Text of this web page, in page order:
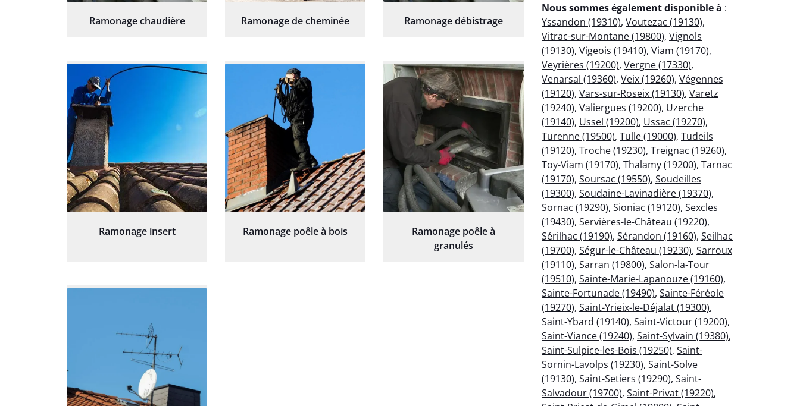
Ramonage chaudière Ramonage de cheminée Ramonage débistrage
Ramonage insert Ramonage poêle à bois
Ramonage poêle à
granulés
Nous sommes également disponible à :
Yssandon (19310), Voutezac (19130),
Vitrac-sur-Montane (19800), Vignols
(19130), Vigeois (19410), Viam (19170),
Veyrières (19200), Vergne (17330),
Venarsal (19360), Veix (19260), Végennes
(19120), Vars-sur-Roseix (19130), Varetz
(19240), Valiergues (19200), Uzerche
(19140), Ussel (19200), Ussac (19270),
Turenne (19500), Tulle (19000), Tudeils
(19120), Troche (19230), Treignac (19260),
Toy-Viam (19170), Thalamy (19200), Tarnac
(19170), Soursac (19550), Soudeilles
(19300), Soudaine-Lavinadière (19370),
Sornac (19290), Sioniac (19120), Sexcles
(19430), Servières-le-Château (19220),
Sérilhac (19190), Sérandon (19160), Seilhac
(19700), Ségur-le-Château (19230), Sarroux
(19110), Sarran (19800), Salon-la-Tour
(19510), Sainte-Marie-Lapanouze (19160),
Sainte-Fortunade (19490), Sainte-Féréole
(19270), Saint-Yrieix-le-Déjalat (19300),
Saint-Ybard (19140), Saint-Victour (19200),
Saint-Viance (19240), Saint-Sylvain (19380),
Saint-Sulpice-les-Bois (19250), Saint-
Sornin-Lavolps (19230), Saint-Solve
(19130), Saint-Setiers (19290), Saint-
Salvadour (19700), Saint-Privat (19220),